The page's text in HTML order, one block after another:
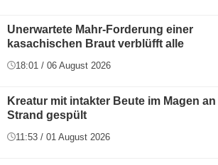
Unerwartete Mahr-Forderung einer
kasachischen Braut verblüfft alle
18:01 / 06 August 2026
Kreatur mit intakter Beute im Magen an
Strand gespült
11:53 / 01 August 2026